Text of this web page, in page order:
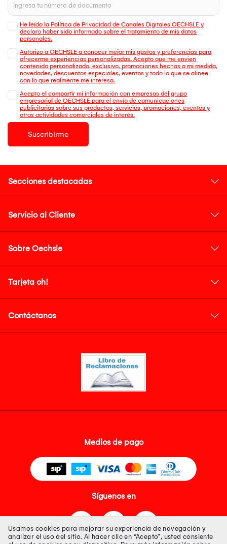
He leído la Política de Privacidad de Canales Digitales OECHSLE y
declaro haber sido informado sobre el tratamiento de mis datos
personales.
Autorizo a OECHSLE a conocer mejor mis gustos y preferencias para
ofrecerme experiencias personalizadas. Acepto que me envien
contenido personalizado, exclusivo, promociones hechas a mi medida,
novedades, descuentos especiales, eventos y todo lo que se alinee
con lo que realmente me interesa.
Acepto el compartir mi información con empresas del grupo
empresarial de OECHSLE para el envío de comunicaciones
publicitarias sobre sus productos, servicios, promociones, eventos y
otras actividades comerciales de interés.
Suscribirme
Secciones destacadas
Servicio al Cliente
Sobre Oechsle
Tarjeta oh!
Contáctanos
Medios de pago
Síguenos en
Usamos cookies para mejorar su experiencia de navegación y
analizar el uso del sitio. Al hacer clic en “Acepto”, usted consiente